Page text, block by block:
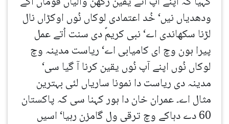
ودھدیاں نیں‘ خُد اعتمادی لوکاں نُوں اوکڑاں نال
لڑنا سکھاندی اے‘ نبی کریمؐ دی سنت اُتے عمل
پیرا ہون وچ ای کامیابی اے‘ ریاست مدینہ وچ
لوکاں نُوں اپنے آپ نُوں یقین کرنا آ گیا سی‘
مدینہ دی ریاست دا نمونا ساریاں لئی بہترین
مثال اے۔ عمران خان دا ہور کہنا سی کہ پاکستان
60 دے دہاکے وچ ترقی ول گامزن رہیا‘ اسیں